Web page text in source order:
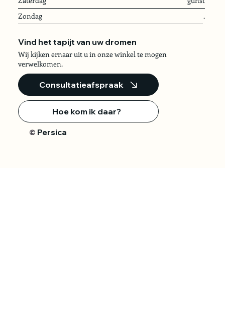
Zondag
.
Vind het tapijt van uw dromen
Wij kijken ernaar uit u in onze winkel te mogen
verwelkomen.
Consultatieafspraak
Hoe kom ik daar?
© Persica